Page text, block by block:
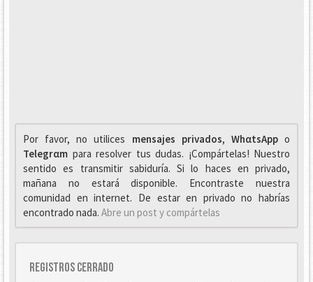
Por favor, no utilices mensajes privados, WhαtsAppo
Telegrαm para resolver tus dudas. ¡Compártelas! Nuestro
sentido es transmitir sabiduría. Si lo haces en privado,
mañana no estará disponible. Encontraste nuestra
comunidad en internet. De estar en privado no habrías
encontrado nada. Abre un post y compártelas
Registros cerrado